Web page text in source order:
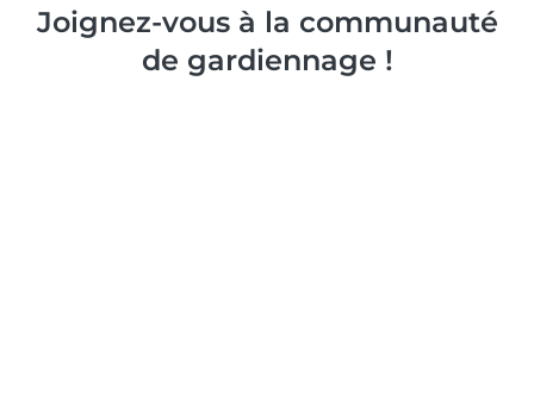
Joignez-vous à la communauté
de gardiennage !